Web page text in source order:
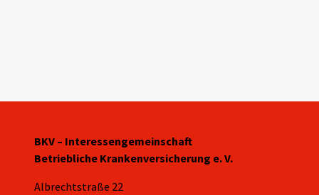
BKV – Interessengemeinschaft
Betriebliche Krankenversicherung e. V.
Albrechtstraße 22